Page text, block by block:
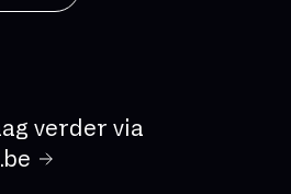
verder via